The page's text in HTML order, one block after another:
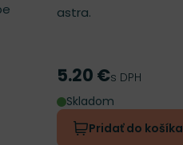
astra.
Cena
5.20 €s DPH
Skladom
Pridať do košíka